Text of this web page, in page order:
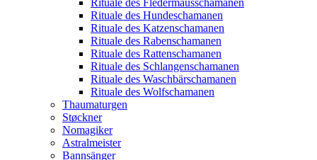
Rituale des Fledermausschamanen
Rituale des Hundeschamanen
Rituale des Katzenschamanen
Rituale des Rabenschamanen
Rituale des Rattenschamanen
Rituale des Schlangenschamanen
Rituale des Waschbärschamanen
Rituale des Wolfschamanen
Thaumaturgen
Støckner
Nomagiker
Astralmeister
Bannsänger